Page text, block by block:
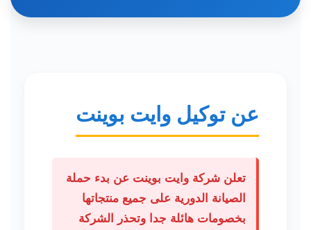
عن توكيل وايت بوينت
تعلن شركة وايت بوينت عن بدء حملة
الصيانة الدورية على جميع منتجاتها
بخصومات هائلة جدا وتحذر الشركة